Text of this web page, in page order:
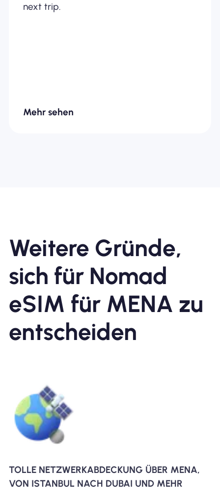
next trip.
Mehr sehen
Weitere Gründe,
sich für Nomad
eSIM für MENA zu
entscheiden
TOLLE NETZWERKABDECKUNG ÜBER MENA,
VON ISTANBUL NACH DUBAI UND MEHR